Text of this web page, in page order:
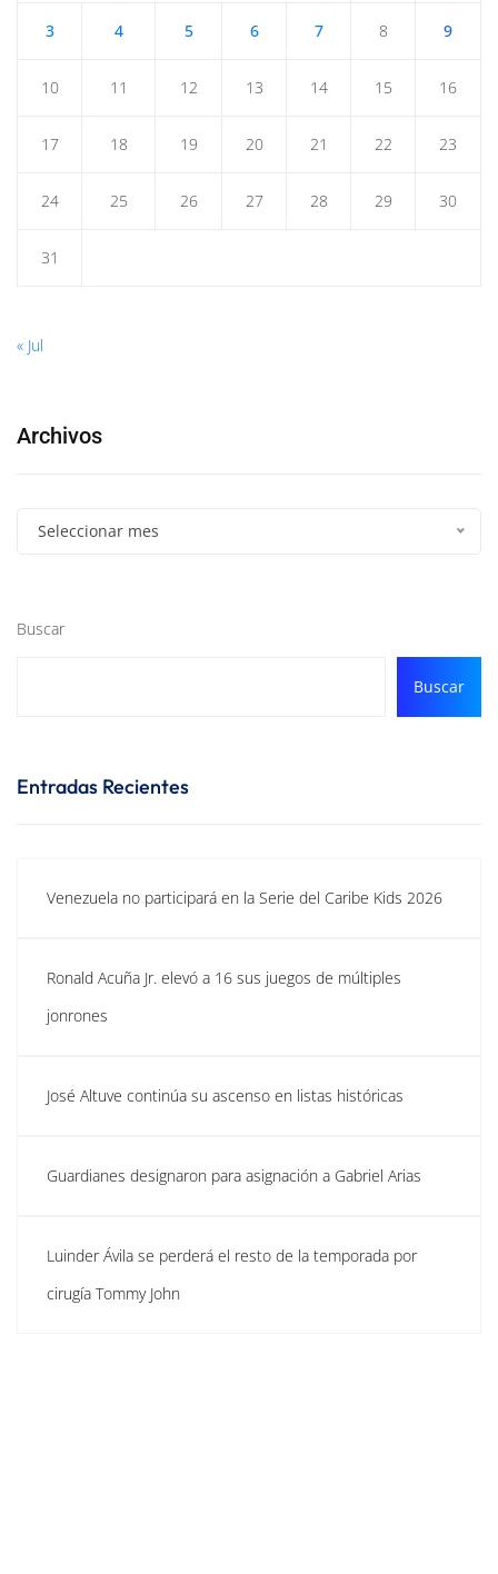
3 4 5 6 7 8 9
10 11 12 13 14 15 16
17 18 19 20 21 22 23
24 25 26 27 28 29 30
31
« Jul
Archivos
Seleccionar mes
Buscar
Buscar
Entradas Recientes
Venezuela no participará en la Serie del Caribe Kids 2026
Ronald Acuña Jr. elevó a 16 sus juegos de múltiples
jonrones
José Altuve continúa su ascenso en listas históricas
Guardianes designaron para asignación a Gabriel Arias
Luinder Ávila se perderá el resto de la temporada por
cirugía Tommy John